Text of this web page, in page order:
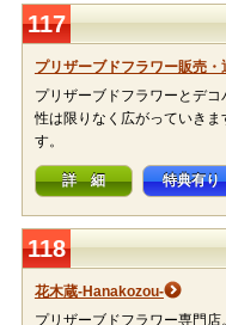
117
プリザーブドフラワー販売
プリザーブドフラワーとデ
性は限りなく広がっていき
す。
詳 細 特典有り
118
花木蔵-Hanakozou-
プリザーブドフラワー専門